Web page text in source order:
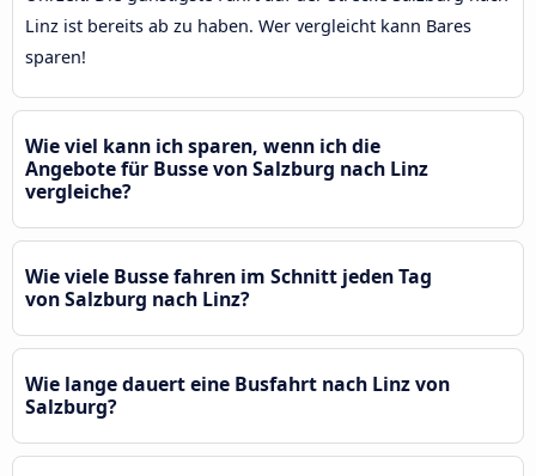
Linz ist bereits ab zu haben. Wer vergleicht kann Bares
sparen!
Wie viel kann ich sparen, wenn ich die
Angebote für Busse von Salzburg nach Linz
vergleiche?
Wie viele Busse fahren im Schnitt jeden Tag
von Salzburg nach Linz?
Wie lange dauert eine Busfahrt nach Linz von
Salzburg?